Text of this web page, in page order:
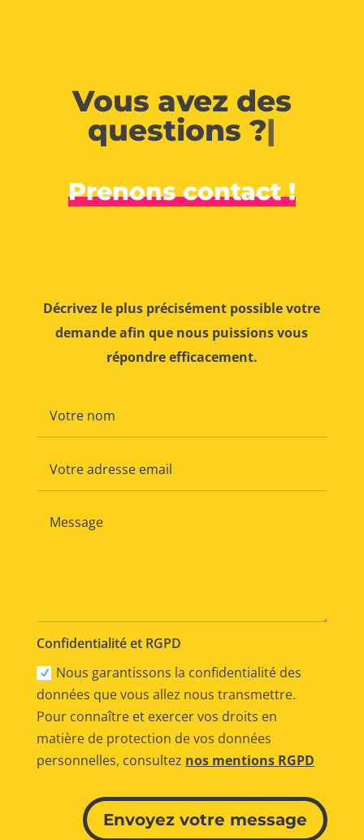
Vous avez des
questions ?|
Prenons contact !
Décrivez le plus précisément possible votre
demande afin que nous puissions vous
répondre efficacement.
Confidentialité et RGPD
Nous garantissons la confidentialité des
données que vous allez nous transmettre.
Pour connaître et exercer vos droits en
matière de protection de vos données
personnelles, consultez nos mentions RGPD
Envoyez votre message